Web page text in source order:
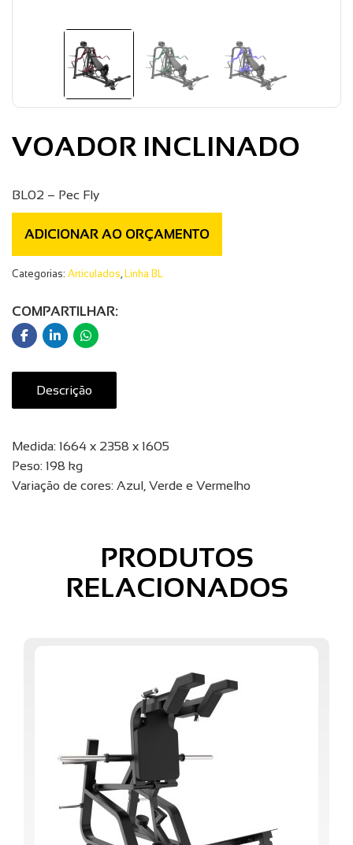
VOADOR INCLINADO
BL02 – Pec Fly
ADICIONAR AO ORÇAMENTO
Categorias: Articulados Linha BL
COMPARTILHAR:
Descrição
Medida: 1664 x 2358 x 1605
Peso: 198 kg
Variação de cores: Azul, Verde e Vermelho
PRODUTOS
RELACIONADOS